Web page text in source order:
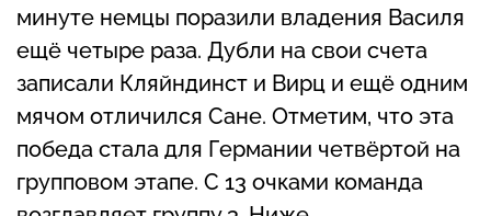
минуте немцы поразили владения Василя
ещё четыре раза. Дубли на свои счета
записали Кляйндинст и Вирц и ещё одним
мячом отличился Сане. Отметим, что эта
победа стала для Германии четвёртой на
групповом этапе. С 13 очками команда